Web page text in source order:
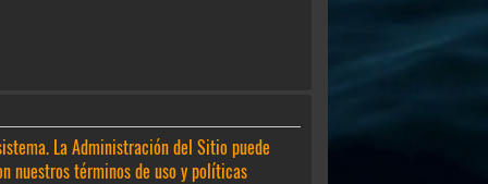
La Administración del Sitio puede
nuestros términos de uso y políticas